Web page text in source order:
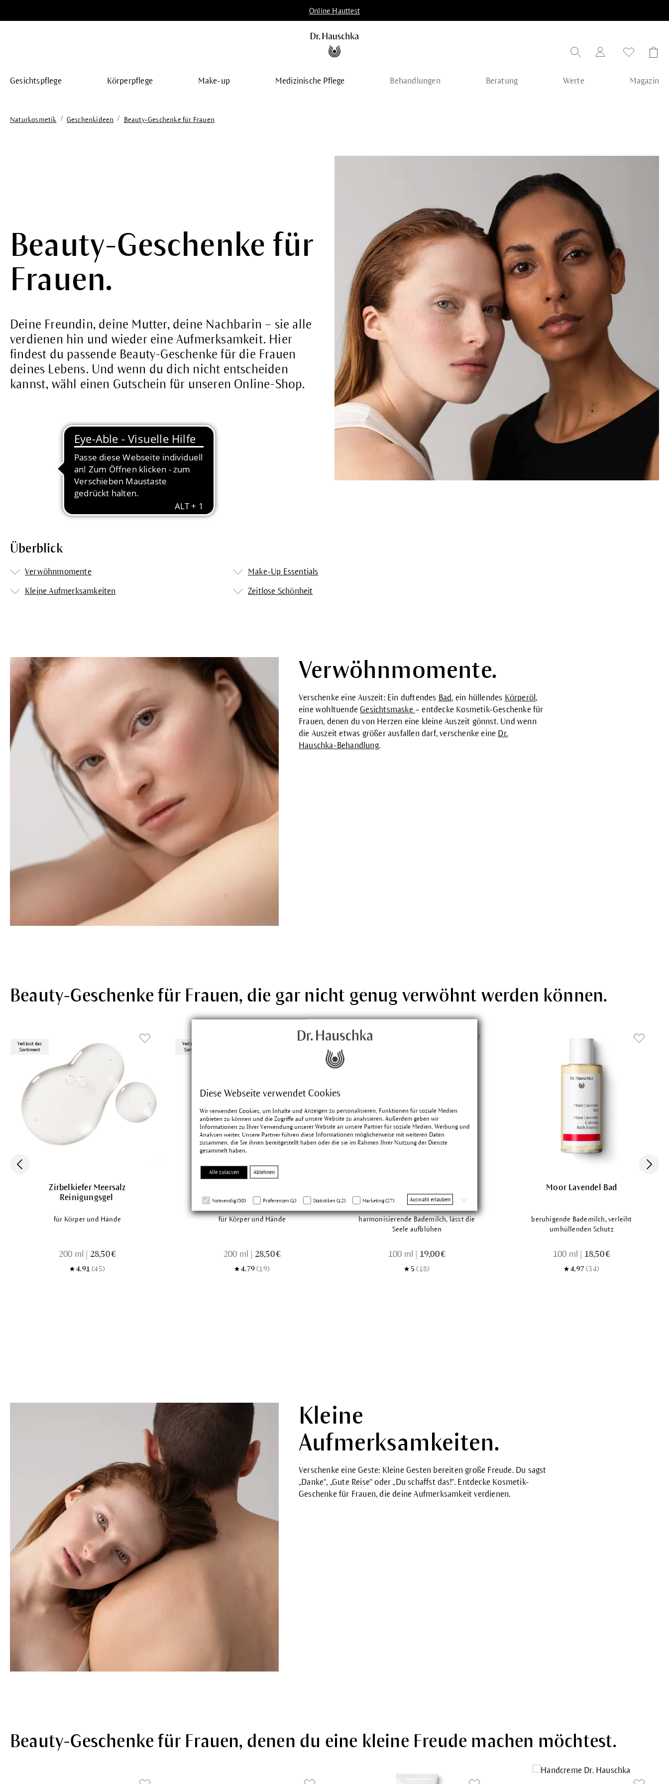
Diese Webseite verwendet Cookies
Wir verwenden Cookies, um Inhalte und Anzeigen zu personalisieren, Funktionen für soziale Medien
anbieten zu können und die Zugriffe auf unsere Website zu analysieren. Außerdem geben wir
Informationen zu Ihrer Verwendung unserer Website an unsere Partner für soziale Medien, Werbung und
Analysen weiter. Unsere Partner führen diese Informationen möglicherweise mit weiteren Daten
zusammen, die Sie ihnen bereitgestellt haben oder die sie im Rahmen Ihrer Nutzung der Dienste
gesammelt haben.
Alle zulassen Ablehnen
Notwendig (30) Präferenzen (1) Statistiken (12) Marketing (27) Auswahl erlauben
Online Hauttest
Gesichtspflege Körperpflege Make-up Medizinische Pflege Behandlungen Beratung Werte Magazin
Naturkosmetik / Geschenkideen / Beauty-Geschenke für Frauen
Beauty-Geschenke für
Frauen.
Deine Freundin, deine Mutter, deine Nachbarin – sie alle
verdienen hin und wieder eine Aufmerksamkeit. Hier
findest du passende Beauty-Geschenke für die Frauen
deines Lebens. Und wenn du dich nicht entscheiden
kannst, wähl einen Gutschein für unseren Online-Shop.
Überblick
Verwöhnmomente
Kleine Aufmerksamkeiten
Make-Up Essentials
Zeitlose Schönheit
Verwöhnmomente.
Verschenke eine Auszeit: Ein duftendes Bad, ein hüllendes Körperöl,
eine wohltuendeGesichtsmaske – entdecke Kosmetik-Geschenke für
Frauen, denen du von Herzen eine kleine Auszeit gönnst. Und wenn
die Auszeit etwas größer ausfallen darf, verschenke eine Dr.
Hauschka-Behandlung.
Beauty-Geschenke für Frauen, die gar nicht genug verwöhnt werden können.
Verlässt das
Sortiment
Zirbelkiefer Meersalz
Reinigungsgel
für Körper und Hände
200 ml 28,50 €
4.91 (45)
Verlässt das
Sortiment
Reinigungsbalsam
für Körper und Hände
200 ml 28,50 €
4.79 (19)
harmonisierende Bademilch, lässt die
Seele aufblühen
100 ml 19,00 €
5 (18)
Moor Lavendel Bad
beruhigende Bademilch, verleiht
umhüllenden Schutz
100 ml 18,50 €
4.97 (34)
Kleine
Aufmerksamkeiten.
Verschenke eine Geste: Kleine Gesten bereiten große Freude. Du sagst
„Danke“, „Gute Reise“ oder „Du schaffst das!“. Entdecke Kosmetik-
Geschenke für Frauen, die deine Aufmerksamkeit verdienen.
Beauty-Geschenke für Frauen, denen du eine kleine Freude machen möchtest.